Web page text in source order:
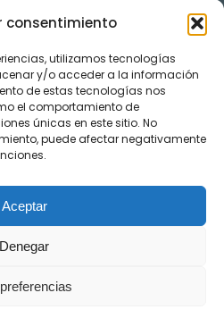
consentimiento
utilizamos tecnologías
y/o acceder a la información
de estas tecnologías nos
el comportamiento de
únicas en este sitio. No
puede afectar negativamente
Aceptar
Denegar
605 834 045
948 368 156
948 074 848
en YouTube